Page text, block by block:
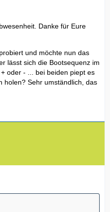
Danke für Eure
und möchte nun das
lässt sich die Bootsequenz im
oder - ... bei beiden piept es
holen? Sehr umständlich, das